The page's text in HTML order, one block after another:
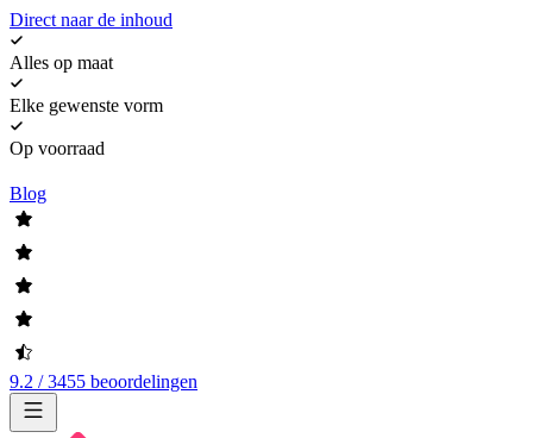
Direct naar de inhoud
Alles op maat
Elke gewenste vorm
Op voorraad
Blog
9.2 / 3455 beoordelingen